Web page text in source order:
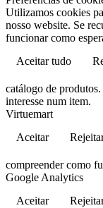
Utilizamos cookies
nosso website. Se
funcionar como
Aceitar tudo
catálogo de
interesse num item.
Virtuemart
Aceitar
compreender como
Google Analytics
Aceitar